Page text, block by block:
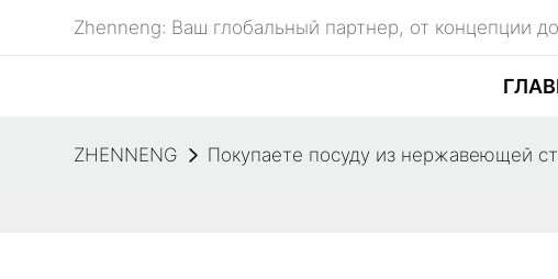
Zhenneng: Ваш глобальный партнер, от концепции
ZHENNENG Покупаете посуду из нержавеющей